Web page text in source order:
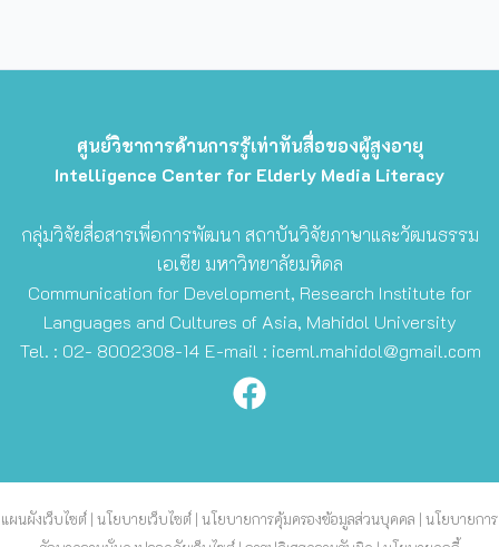
ศูนย์วิชาการด้านการรู้เท่าทันสื่อของผู้สูงอายุ
Intelligence Center for Elderly Media Literacy
กลุ่มวิจัยสื่อสารเพื่อการพัฒนา สถาบันวิจัยภาษาและวัฒนธรรม
เอเชีย มหาวิทยาลัยมหิดล
Communication for Development, Research Institute for
Languages and Cultures of Asia, Mahidol University
Tel. : 02- 8002308-14 E-mail : iceml.mahidol@gmail.com
แผนผังเว็บไซต์ | นโยบายเว็บไซต์ | นโยบายการคุ้มครองข้อมูลส่วนบุคคล | นโยบายการ